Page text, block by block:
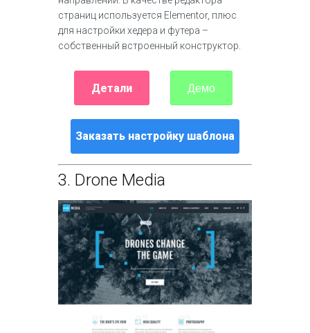
страниц используется Elementor, плюс
для настройки хедера и футера –
собственный встроенный конструктор.
Детали Демо
Заказать настройку шаблона
3. Drone Media